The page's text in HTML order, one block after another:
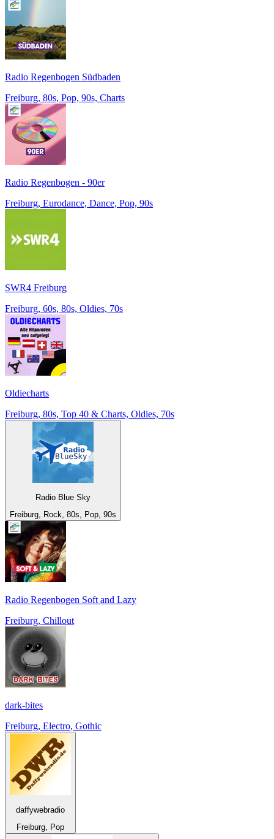
Radio Regenbogen Südbaden
Freiburg, 80s, Pop, 90s, Charts
Radio Regenbogen - 90er
Freiburg, Eurodance, Dance, Pop, 90s
SWR4 Freiburg
Freiburg, 60s, 80s, Oldies, 70s
Oldiecharts
Freiburg, 80s, Top 40 & Charts, Oldies, 70s
Radio Blue Sky
Freiburg, Rock, 80s, Pop, 90s
Radio Regenbogen Soft and Lazy
Freiburg, Chillout
dark-bites
Freiburg, Electro, Gothic
daffywebradio
Freiburg, Pop